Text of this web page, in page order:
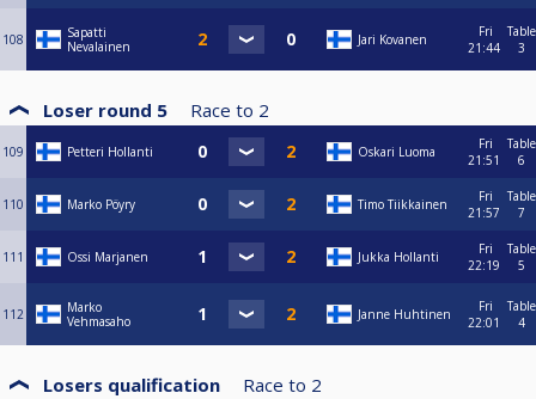
108
Sapatti
Nevalainen
Jari Kovanen
Fri
21:44
Table
3
Loser round 5 Race to 2
109 Petteri Hollanti Oskari Luoma
Fri
21:51
Table
6
110 Marko Pöyry Timo Tiikkainen
Fri
21:57
Table
7
111 Ossi Marjanen Jukka Hollanti
Fri
22:19
Table
5
112
Marko
Vehmasaho
Janne Huhtinen
Fri
22:01
Table
4
Losers qualification Race to 2